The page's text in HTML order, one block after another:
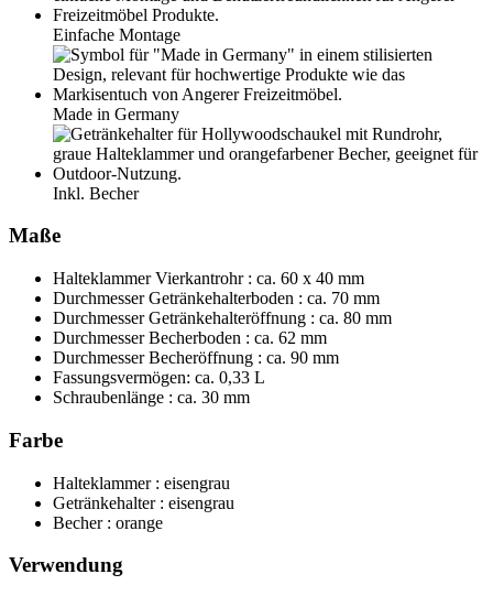
Einfache Montage
Made in Germany
Inkl. Becher
Maße
Halteklammer Vierkantrohr : ca. 60 x 40 mm
Durchmesser Getränkehalterboden : ca. 70 mm
Durchmesser Getränkehalteröffnung : ca. 80 mm
Durchmesser Becherboden : ca. 62 mm
Durchmesser Becheröffnung : ca. 90 mm
Fassungsvermögen: ca. 0,33 L
Schraubenlänge : ca. 30 mm
Farbe
Halteklammer : eisengrau
Getränkehalter : eisengrau
Becher : orange
Verwendung